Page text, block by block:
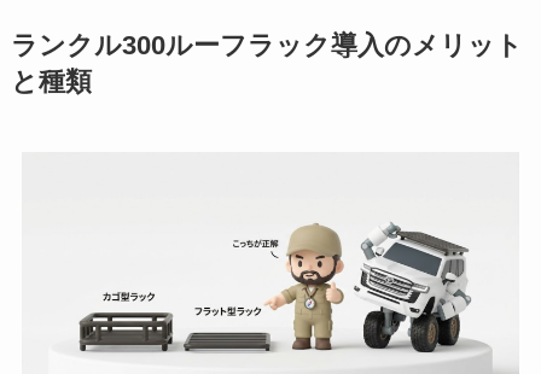
ランクル300ルーフラック導入のメリット
と種類